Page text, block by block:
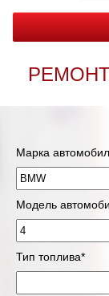
РЕМОНТ
Марка
Модель
Тип топлива*